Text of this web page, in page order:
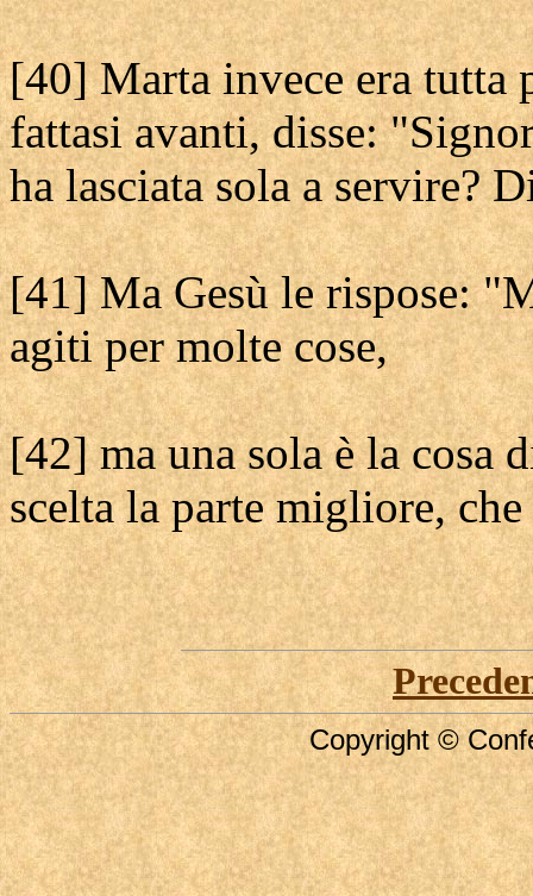
[40] Marta invece era tutta
fattasi avanti, disse:
ha lasciata sola a servire?
[41] Ma Gesù le rispose:
agiti per molte cose,
[42] ma una sola è la cosa
scelta la parte migliore,
Copyright ©